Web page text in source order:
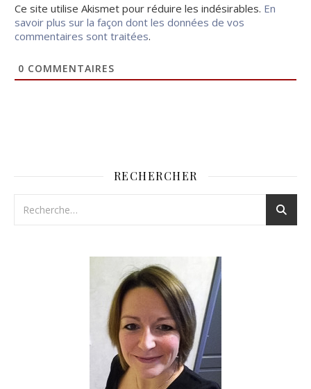
Ce site utilise Akismet pour réduire les indésirables. En
savoir plus sur la façon dont les données de vos
commentaires sont traitées.
0 COMMENTAIRES
RECHERCHER